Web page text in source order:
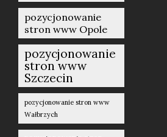
pozycjonowanie
stron www Opole
pozycjonowanie
stron www
Szczecin
pozycjonowanie stron www
Wałbrzych